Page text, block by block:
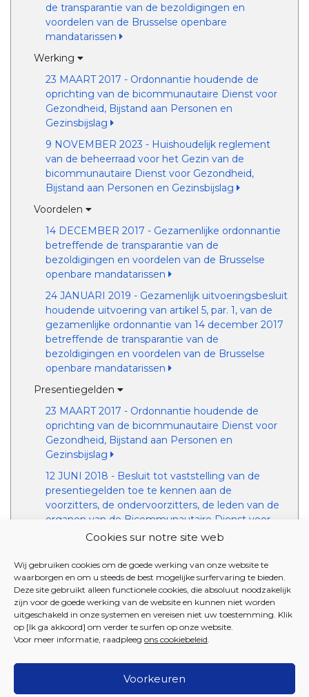
Cookies sur notre site web
Wij gebruiken cookies om de goede werking van onze website te
waarborgen en om u steeds de best mogelijke surfervaring te bieden.
Deze site gebruikt alleen functionele cookies, die absoluut noodzakelijk
zijn voor de goede werking van de website en kunnen niet worden
uitgeschakeld in onze systemen en vereisen niet uw toestemming. Klik
op [Ik ga akkoord] om verder te surfen op onze website.
Voor meer informatie, raadpleeg ons cookiebeleid.
Voorkeuren
de transparantie van de bezoldigingen en
voordelen van de Brusselse openbare
mandatarissen
Werking
23 MAART 2017 - Ordonnantie houdende de
oprichting van de bicommunautaire Dienst voor
Gezondheid, Bijstand aan Personen en
Gezinsbijslag
9 NOVEMBER 2023 - Huishoudelijk reglement
van de beheerraad voor het Gezin van de
bicommunautaire Dienst voor Gezondheid,
Bijstand aan Personen en Gezinsbijslag
Voordelen
14 DECEMBER 2017 - Gezamenlijke ordonnantie
betreffende de transparantie van de
bezoldigingen en voordelen van de Brusselse
openbare mandatarissen
24 JANUARI 2019 - Gezamenlijk uitvoeringsbesluit
houdende uitvoering van artikel 5, par. 1, van de
gezamenlijke ordonnantie van 14 december 2017
betreffende de transparantie van de
bezoldigingen en voordelen van de Brusselse
openbare mandatarissen
Presentiegelden
23 MAART 2017 - Ordonnantie houdende de
oprichting van de bicommunautaire Dienst voor
Gezondheid, Bijstand aan Personen en
Gezinsbijslag
12 JUNI 2018 - Besluit tot vaststelling van de
presentiegelden toe te kennen aan de
voorzitters, de ondervoorzitters, de leden van de
organen van de Bicommunautaire Dienst voor
Gezondheid, Bijstand aan Personen en
die in die organen zetelen
Rol van de commissarissen en vertegenwoordigers
van het Verenigd College
VOORDELEN